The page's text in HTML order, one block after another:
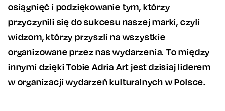
osiągnięć i podziękowanie tym, którzy
przyczynili się do sukcesu naszej marki, czyli
widzom, którzy przyszli na wszystkie
organizowane przez nas wydarzenia. To między
innymi dzięki Tobie Adria Art jest dzisiaj liderem
w organizacji wydarzeń kulturalnych w Polsce.